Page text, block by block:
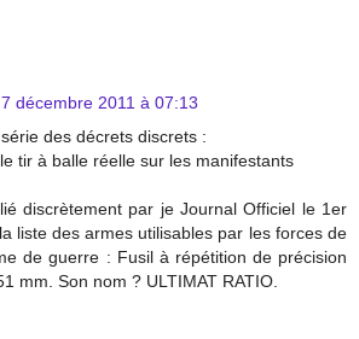
7 décembre 2011 à 07:13
des décrets discrets :
tir à balle réelle sur les manifestants
discrètement par je Journal Officiel le 1er
liste des armes utilisables par les forces de
de guerre : Fusil à répétition de précision
mm. Son nom ? ULTIMAT RATIO.